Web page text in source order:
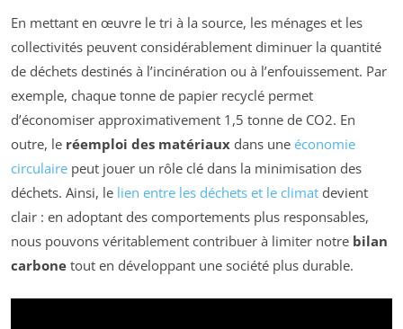
En mettant en œuvre le tri à la source, les ménages et les
collectivités peuvent considérablement diminuer la quantité
de déchets destinés à l’incinération ou à l’enfouissement. Par
exemple, chaque tonne de papier recyclé permet
d’économiser approximativement 1,5 tonne de CO2. En
outre, le réemploi des matériaux dans une économie
circulaire peut jouer un rôle clé dans la minimisation des
déchets. Ainsi, le lien entre les déchets et le climat devient
clair : en adoptant des comportements plus responsables,
nous pouvons véritablement contribuer à limiter notre bilan
carbone tout en développant une société plus durable.